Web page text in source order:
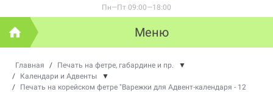
Пн—Пт 09:00—18:00
Меню
Главная / Печать на фетре, габардине и пр.
▼
/
Календари и Адвенты
▼
/
Печать на корейском фетре "Варежки для Адвент-календаря - 12